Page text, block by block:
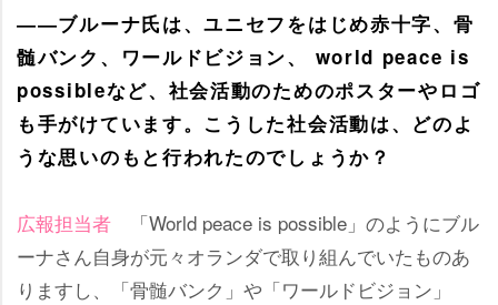
――ブルーナ氏は、ユニセフをはじめ赤十字、骨
髄バンク、ワールドビジョン、 world peace is
possibleなど、社会活動のためのポスターやロゴ
も手がけています。こうした社会活動は、どのよ
うな思いのもと行われたのでしょうか？
広報担当者 「World peace is possible」のようにブル
ーナさん自身が元々オランダで取り組んでいたものあ
りますし、「骨髄バンク」や「ワールドビジョン」